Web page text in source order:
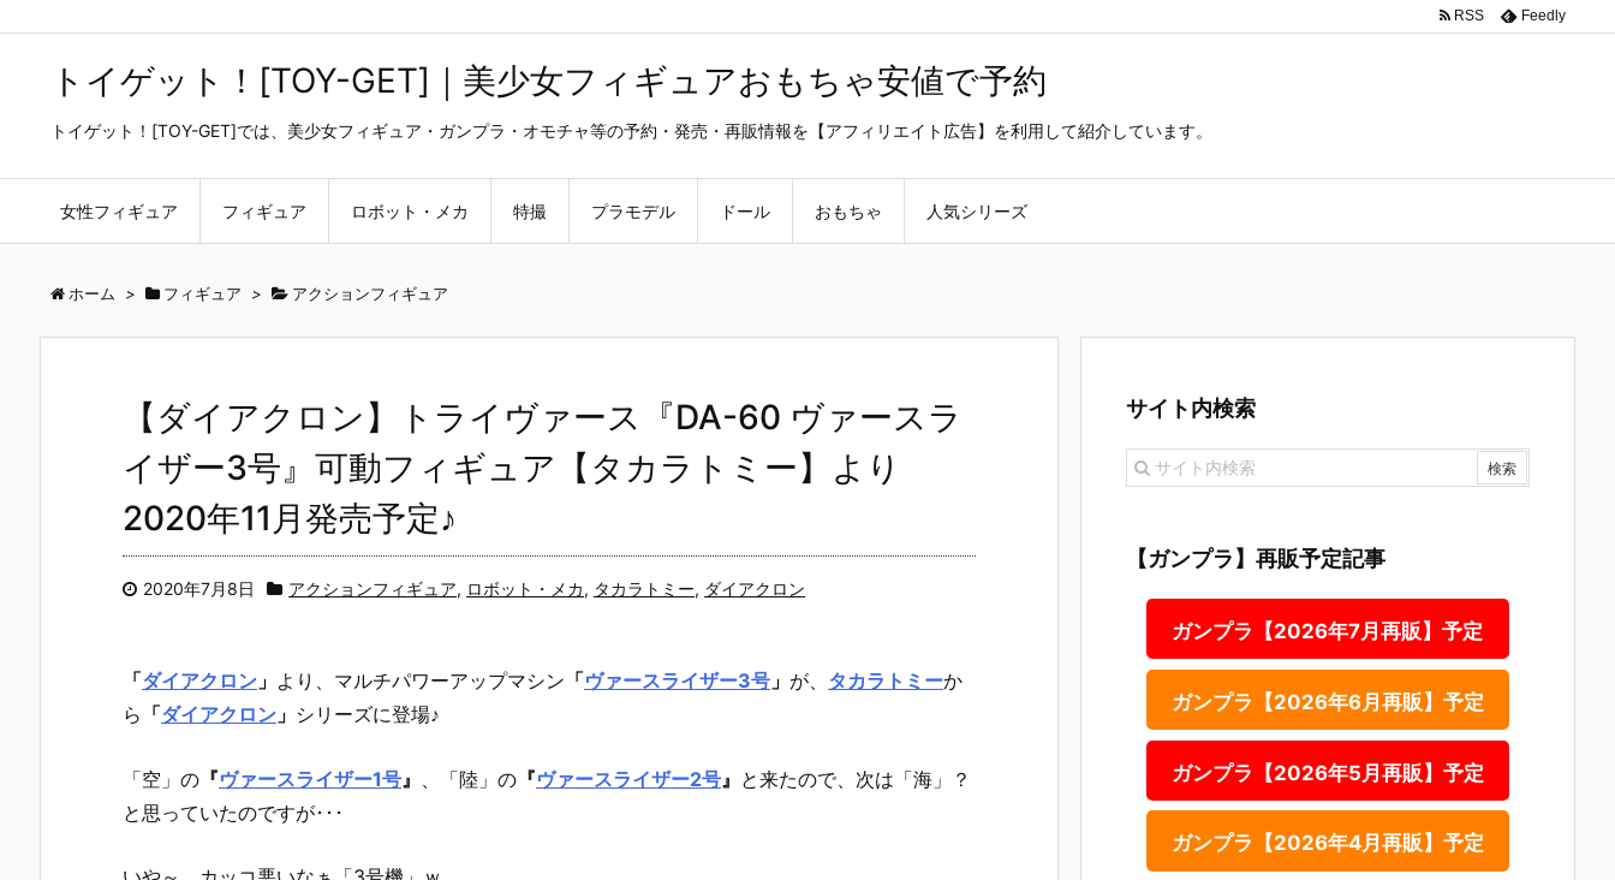
トイゲット！[TOY-GET]｜美少女フィギュアおもちゃ安値で予約
トイゲット！[TOY-GET]では、美少女フィギュア・ガンプラ・オモチャ等の予約・発売・再販情報を【アフィリエイト広告】を利用して紹介しています。
女性フィギュア フィギュア ロボット・メカ 特撮 プラモデル ドール おもちゃ 人気シリーズ
RSS Feedly
ホーム > フィギュア > アクションフィギュア
【ダイアクロン】トライヴァース『DA-60 ヴァースラ
イザー3号』可動フィギュア【タカラトミー】より
2020年11月発売予定♪
2020年7月8日 アクションフィギュア, ロボット・メカ, タカラトミー, ダイアクロン
「ダイアクロン 」 より、 マルチパワーアップマシン 「ヴァースライザー3号 」 が、 タカラトミーか
ら 「ダイアクロン 」 シリーズに登場♪
「空」の 『ヴァースライザー1号 』 、「陸」の 『ヴァースライザー2号 』 と来たので、次は「海」？
と思っていたのですが･･･
サイト内検索
【ガンプラ】再販予定記事
ガンプラ【2026年7月再販】予定
ガンプラ【2026年6月再販】予定
ガンプラ【2026年5月再販】予定
ガンプラ【2026年4月再販】予定